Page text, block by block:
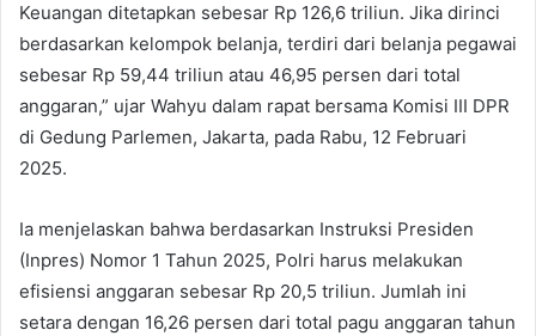
Keuangan ditetapkan sebesar Rp 126,6 triliun. Jika dirinci
berdasarkan kelompok belanja, terdiri dari belanja pegawai
sebesar Rp 59,44 triliun atau 46,95 persen dari total
anggaran,” ujar Wahyu dalam rapat bersama Komisi III DPR
di Gedung Parlemen, Jakarta, pada Rabu, 12 Februari
2025.
Ia menjelaskan bahwa berdasarkan Instruksi Presiden
(Inpres) Nomor 1 Tahun 2025, Polri harus melakukan
efisiensi anggaran sebesar Rp 20,5 triliun. Jumlah ini
setara dengan 16,26 persen dari total pagu anggaran tahun